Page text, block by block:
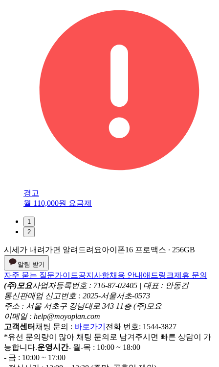
경고
월 110,000원 요금제
1
2
시세가 내려가면 알려드려요아이폰16 프로맥스 ∙ 256GB
알림 받기
자주 묻는 질문가이드공지사항채용 안내 애드링크제휴 문의
(주)모요사업자등록번호 : 716-87-02405 | 대표 : 안동건
통신판매업 신고번호 : 2025-서울서초-0573
주소 : 서울 서초구 강남대로 343 11층 (주)모요
이메일 : help@moyoplan.com
고객센터 채팅 문의 : 바로가기 전화 번호: 1544-3827
*유선 문의량이 많아 채팅 문의로 남겨주시면 빠른 상담이 가
능합니다.운영시간- 월-목 : 10:00 ~ 18:00
- 금 : 10:00 ~ 17:00